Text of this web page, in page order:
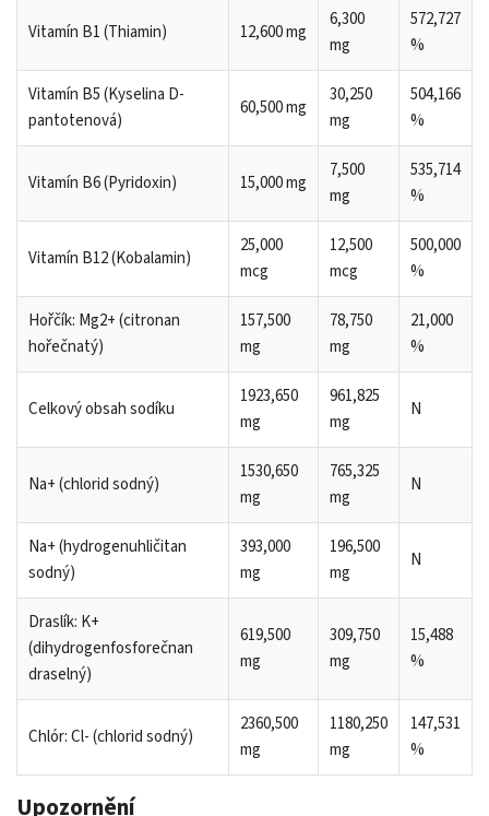
Vitamín B1 (Thiamin) 12,600 mg
6,300
mg
572,727
%
Vitamín B5 (Kyselina D-
pantotenová)
60,500 mg
30,250
mg
504,166
%
Vitamín B6 (Pyridoxin) 15,000 mg
7,500
mg
535,714
%
Vitamín B12 (Kobalamin)
25,000
mcg
12,500
mcg
500,000
%
Hořčík: Mg2+ (citronan
hořečnatý)
157,500
mg
78,750
mg
21,000
%
Celkový obsah sodíku
1923,650
mg
961,825
mg
N
Na+ (chlorid sodný)
1530,650
mg
765,325
mg
N
Na+ (hydrogenuhličitan
sodný)
393,000
mg
196,500
mg
N
Draslík: K+
(dihydrogenfosforečnan
draselný)
619,500
mg
309,750
mg
15,488
%
Chlór: Cl- (chlorid sodný)
2360,500
mg
1180,250
mg
147,531
%
Upozornění